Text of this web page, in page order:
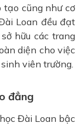
tạo cũng như cơ
Loan đều đạt
hữu các trang
diện cho việc
viên trường.
đẳng
Đài Loan bậc